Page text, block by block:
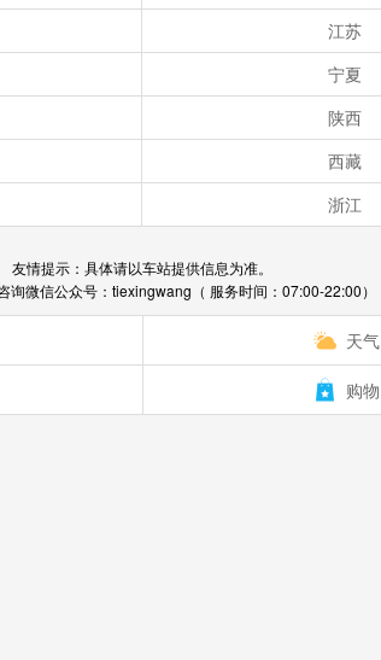
江苏
宁夏
陕西
西藏
浙江
友情提示：具体请以车站提供信息为准。
询微信公众号：tiexingwang（ 服务时间：07:00-22:00）
天气
购物